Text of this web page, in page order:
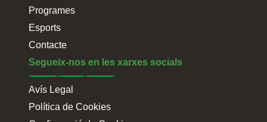
Programes
Esports
Contacte
Segueix-nos en les xarxes socials
Avís Legal
Política de Cookies